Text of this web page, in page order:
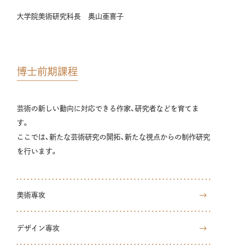
大学院美術研究科長 奥山亜喜子
博士前期課程
芸術の新しい動向に対応できる作家、研究者などを育てま
す。
ここでは、新たな芸術研究の開拓、新たな視点からの制作研究
を行います。
美術専攻
デザイン専攻